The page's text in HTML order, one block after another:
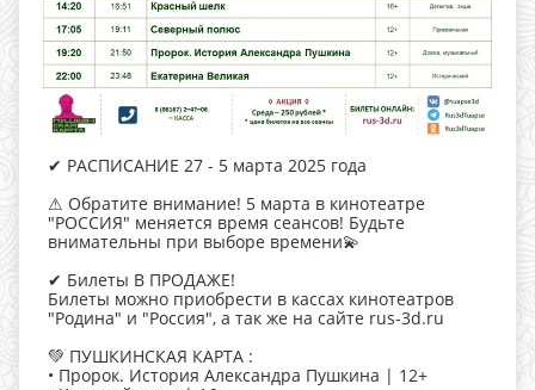
✔ РАСПИСАНИЕ 27 - 5 марта 2025 года
⚠ Обратите внимание! 5 марта в кинотеатре
"РОССИЯ" меняется время сеансов! Будьте
внимательны при выборе времени💫
✔ Билеты В ПРОДАЖЕ!
Билеты можно приобрести в кассах кинотеатров
"Родина" и "Россия", а так же на сайте rus-3d.ru
💚 ПУШКИНСКАЯ КАРТА :
• Пророк. История Александра Пушкина | 12+